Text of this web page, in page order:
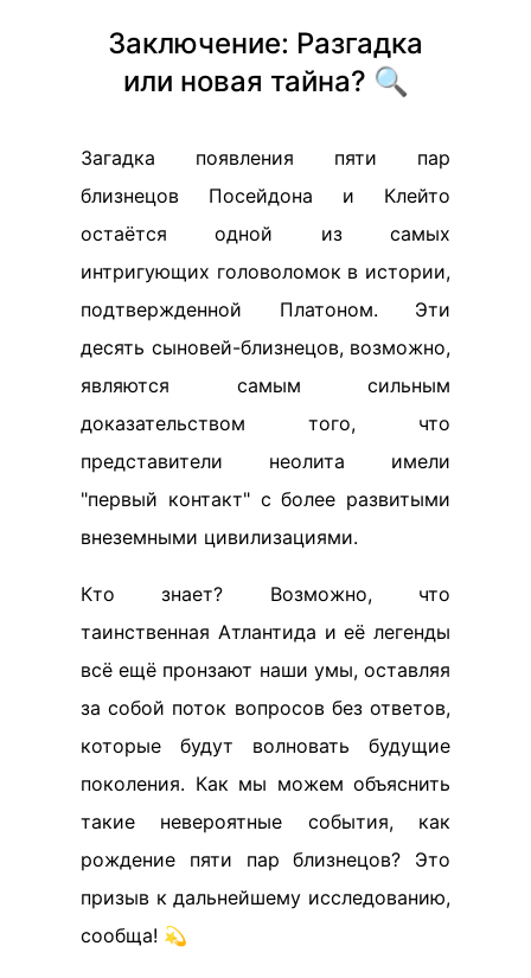
Заключение: Разгадка
или новая тайна? 🔍
Загадка появления пяти пар
близнецов Посейдона и Клейто
остаётся одной из самых
интригующих головоломок в истории,
подтвержденной Платоном. Эти
десять сыновей-близнецов, возможно,
являются самым сильным
доказательством того, что
представители неолита имели
"первый контакт" с более развитыми
внеземными цивилизациями.
Кто знает? Возможно, что
таинственная Атлантида и её легенды
всё ещё пронзают наши умы, оставляя
за собой поток вопросов без ответов,
которые будут волновать будущие
поколения. Как мы можем объяснить
такие невероятные события, как
рождение пяти пар близнецов? Это
призыв к дальнейшему исследованию,
сообща! 💫